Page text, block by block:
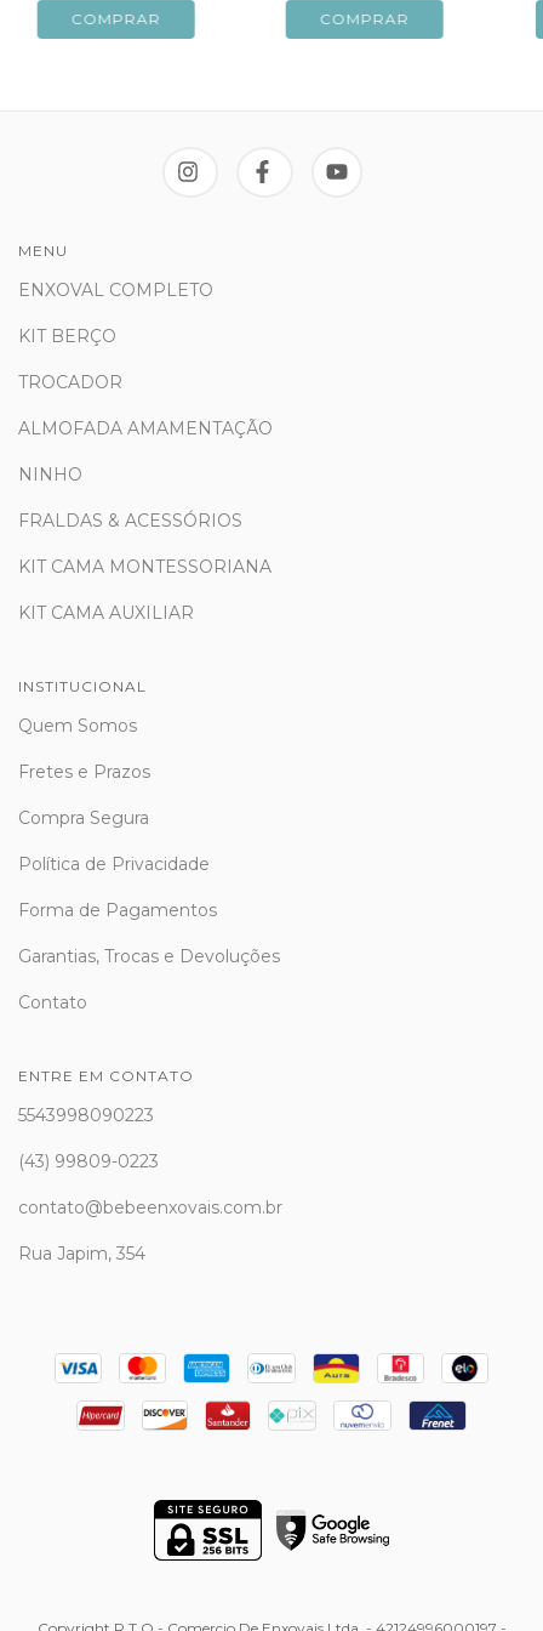
MENU
ENXOVAL COMPLETO
KIT BERÇO
TROCADOR
ALMOFADA AMAMENTAÇÃO
NINHO
FRALDAS & ACESSÓRIOS
KIT CAMA MONTESSORIANA
KIT CAMA AUXILIAR
INSTITUCIONAL
Quem Somos
Fretes e Prazos
Compra Segura
Política de Privacidade
Forma de Pagamentos
Garantias, Trocas e Devoluções
Contato
ENTRE EM CONTATO
5543998090223
(43) 99809-0223
contato@bebeenxovais.com.br
Rua Japim, 354